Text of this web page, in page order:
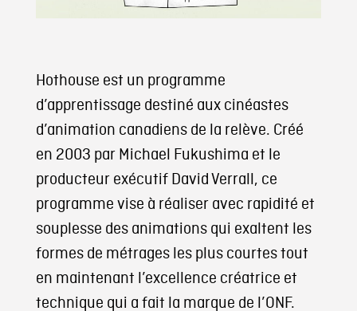
Hothouse est un programme
d’apprentissage destiné aux cinéastes
d’animation canadiens de la relève. Créé
en 2003 par Michael Fukushima et le
producteur exécutif David Verrall, ce
programme vise à réaliser avec rapidité et
souplesse des animations qui exaltent les
formes de métrages les plus courtes tout
en maintenant l’excellence créatrice et
technique qui a fait la marque de l’ONF.